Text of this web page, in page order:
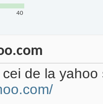
40
de la